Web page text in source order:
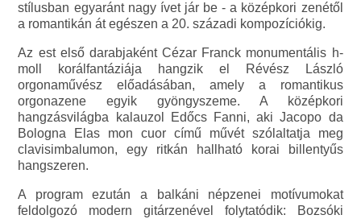
stílusban egyaránt nagy ívet jár be - a középkori zenétől
a romantikán át egészen a 20. századi kompozíciókig.
Az est első darabjaként Cézar Franck monumentális h-
moll korálfantáziája hangzik el Révész László
orgonaművész előadásában, amely a romantikus
orgonazene egyik gyöngyszeme. A középkori
hangzásvilágba kalauzol Edőcs Fanni, aki Jacopo da
Bologna Elas mon cuor című művét szólaltatja meg
clavisimbalumon, egy ritkán hallható korai billentyűs
hangszeren.
A program ezután a balkáni népzenei motívumokat
feldolgozó modern gitárzenével folytatódik: Bozsóki